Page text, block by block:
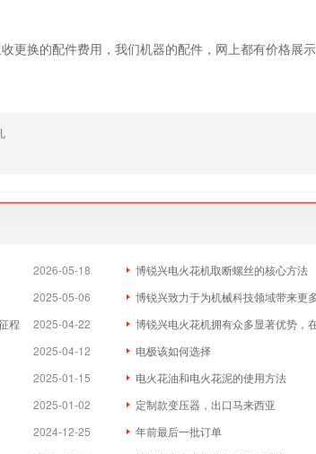
更换的配件费用，我们机器的配件，网上都有价格展示
2026-05-18
博锐兴电火花机取断螺丝的核心方法
2025-05-06
博锐兴致力于为机械科技领域带来更多优质的产品和解
2025-04-22
程
博锐兴电火花机拥有众多显著优势，
2025-04-12
电极该如何选择
2025-01-15
电火花油和电火花泥的使用方法
2025-01-02
定制款变压器，出口马来西亚
2024-12-25
年前最后一批订单